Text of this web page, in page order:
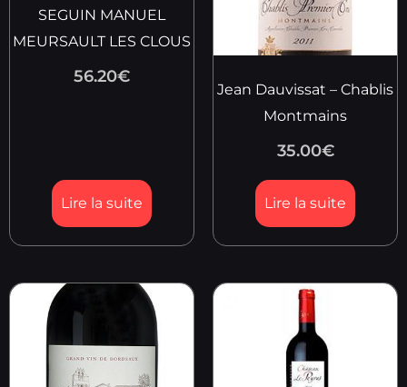
SEGUIN MANUEL
MEURSAULT LES CLOUS
56.20€
Lire la suite
Jean Dauvissat – Chablis
Montmains
35.00€
Lire la suite